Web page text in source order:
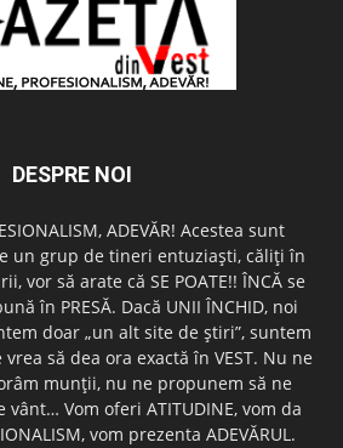
DESPRE NOI
ADEVĂR! Acestea sunt
un grup de tineri entuziaşti, căliţi în
vor să arate că SE POATE!! ÎNCĂ se
în PRESĂ. Dacă UNII ÎNCHID, noi
doar „un alt site de ştiri”, suntem
vrea să dea ora exactă în VEST. Nu ne
munţii, nu ne propunem să ne
Vom oferi ATITUDINE, vom da
vom prezenta ADEVĂRUL.